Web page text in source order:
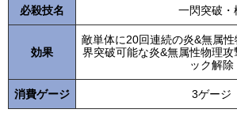
必殺技名 一閃突破・
効果
敵単体に20回連続の炎&無属
界突破可能な炎&無属性物理
ック解除
消費ゲージ 3ゲージ